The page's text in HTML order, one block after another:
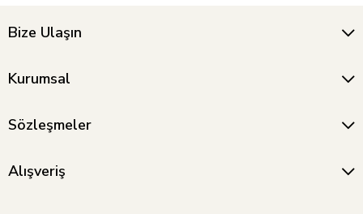
Bize Ulaşın
Kurumsal
Sözleşmeler
Alışveriş